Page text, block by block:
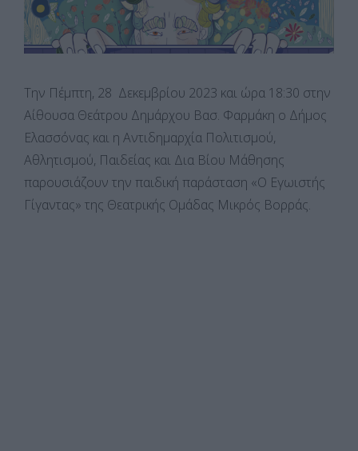
Την Πέμπτη, 28 Δεκεμβρίου 2023 και ώρα 18:30 στην
Αίθουσα Θεάτρου Δημάρχου Βασ. Φαρμάκη ο Δήμος
Ελασσόνας και η Αντιδημαρχία Πολιτισμού,
Αθλητισμού, Παιδείας και Δια Βίου Μάθησης
παρουσιάζουν την παιδική παράσταση «Ο Εγωιστής
Γίγαντας» της Θεατρικής Ομάδας Μικρός Βορράς.